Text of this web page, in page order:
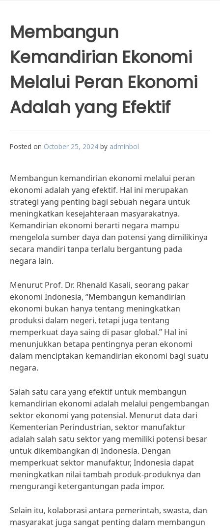
Membangun
Kemandirian Ekonomi
Melalui Peran Ekonomi
Adalah yang Efektif
Posted on October 25, 2024 by adminbol
Membangun kemandirian ekonomi melalui peran
ekonomi adalah yang efektif. Hal ini merupakan
strategi yang penting bagi sebuah negara untuk
meningkatkan kesejahteraan masyarakatnya.
Kemandirian ekonomi berarti negara mampu
mengelola sumber daya dan potensi yang dimilikinya
secara mandiri tanpa terlalu bergantung pada
negara lain.
Menurut Prof. Dr. Rhenald Kasali, seorang pakar
ekonomi Indonesia, “Membangun kemandirian
ekonomi bukan hanya tentang meningkatkan
produksi dalam negeri, tetapi juga tentang
memperkuat daya saing di pasar global.” Hal ini
menunjukkan betapa pentingnya peran ekonomi
dalam menciptakan kemandirian ekonomi bagi suatu
negara.
Salah satu cara yang efektif untuk membangun
kemandirian ekonomi adalah melalui pengembangan
sektor ekonomi yang potensial. Menurut data dari
Kementerian Perindustrian, sektor manufaktur
adalah salah satu sektor yang memiliki potensi besar
untuk dikembangkan di Indonesia. Dengan
memperkuat sektor manufaktur, Indonesia dapat
meningkatkan nilai tambah produk-produknya dan
mengurangi ketergantungan pada impor.
Selain itu, kolaborasi antara pemerintah, swasta, dan
masyarakat juga sangat penting dalam membangun